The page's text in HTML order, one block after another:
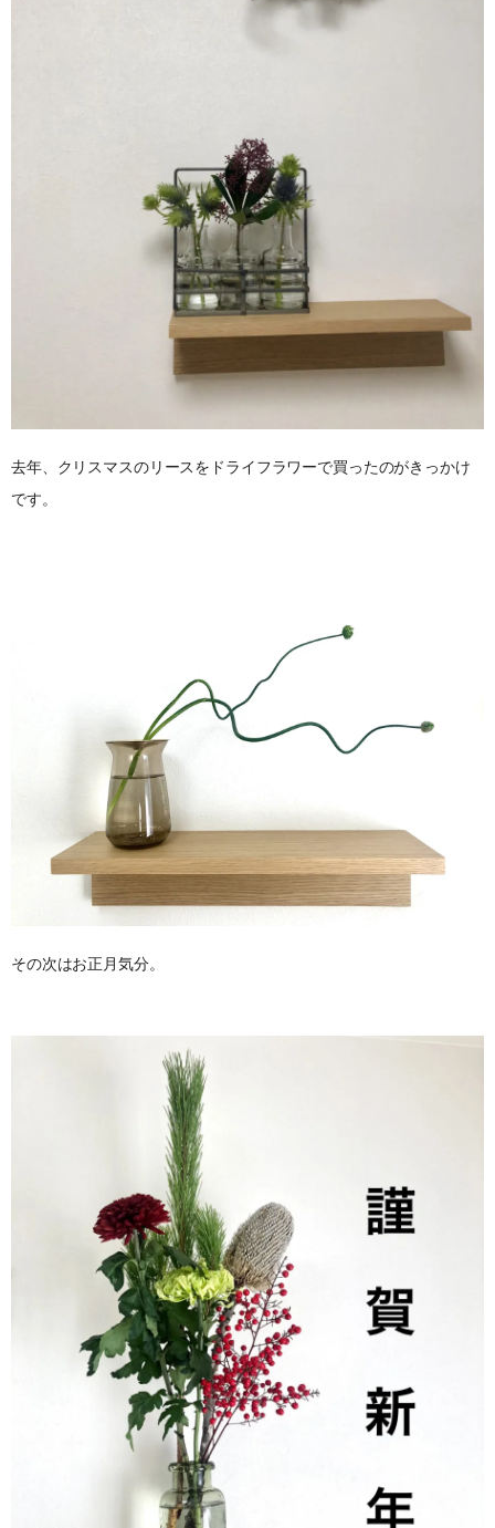
去年、クリスマスのリースをドライフラワーで買ったのがきっかけ
です。
その次はお正月気分。